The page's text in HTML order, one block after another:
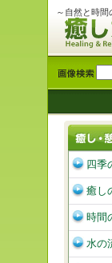
～自然と時
四季
癒し
時間
水の